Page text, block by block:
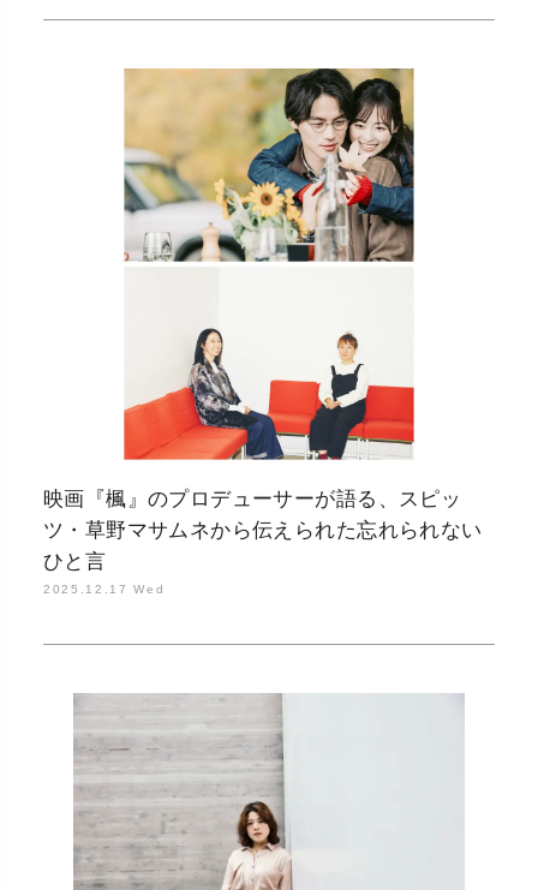
映画『楓』のプロデューサーが語る、スピッ
ツ・草野マサムネから伝えられた忘れられない
ひと言
2025.12.17 Wed